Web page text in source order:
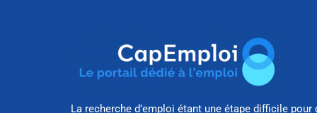
La recherche d’emploi étant une étape difficile pour